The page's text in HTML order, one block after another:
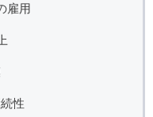
雇用
性